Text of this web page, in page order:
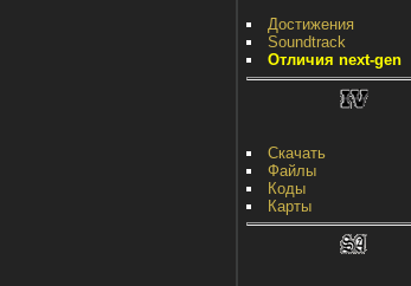
Достижения
Soundtrack
Отличия next-gen
Скачать
Файлы
Коды
Карты